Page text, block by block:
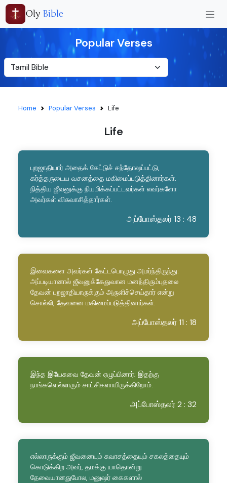
Oly Bible
Popular Verses
Home Popular Verses Life
Life
புறஜாதியார் அதைக் கேட்டுச் சந்தோஷப்பட்டு,
கர்த்தருடைய வசனத்தை மகிமைப்படுத்தினார்கள்.
நித்திய ஜீவனுக்கு நியமிக்கப்பட்டவர்கள் எவர்களோ
அவர்கள் விசுவாசித்தார்கள்.
அப்போஸ்தலர் 13 : 48
இவைகளை அவர்கள் கேட்டபொழுது அமர்ந்திருந்து:
அப்படியானால் ஜீவனுக்கேதுவான மனந்திரும்புதலை
தேவன் புறஜாதியாருக்கும் அருளிச்செய்தார் என்று
சொல்லி, தேவனை மகிமைப்படுத்தினார்கள்.
அப்போஸ்தலர் 11 : 18
இந்த இயேசுவை தேவன் ஏழுப்பினார்; இதற்கு
நாங்களெல்லாரும் சாட்சிகளாயிருக்கிறோம்.
அப்போஸ்தலர் 2 : 32
எல்லாருக்கும் ஜீவனையும் சுவாசத்தையும் சகலத்தையும்
கொடுக்கிற அவர், தமக்கு யாதொன்று
தேவையானதுபோல, மனுஷர் கைகளால்